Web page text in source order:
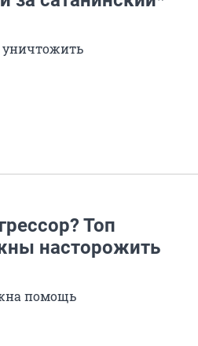
уничтожить
Топ
насторожить
помощь